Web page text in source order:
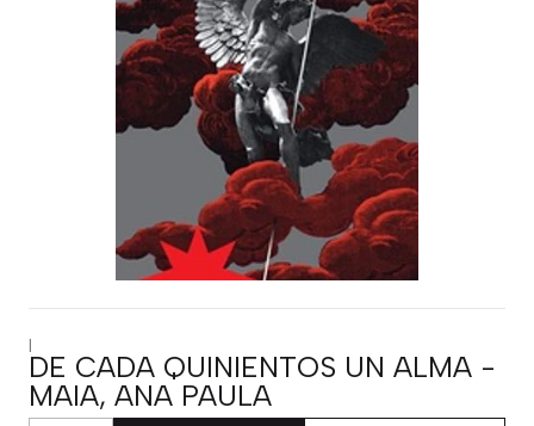
|
DE CADA QUINIENTOS UN ALMA -
MAIA, ANA PAULA